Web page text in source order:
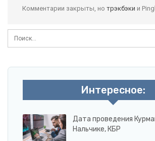
Комментарии закрыты, но трэкбэки и
Интересное:
Дата проведения
Нальчике, КБР